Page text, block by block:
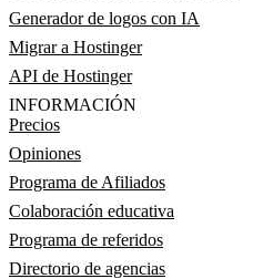
Generador de logos con IA
Migrar a Hostinger
API de Hostinger
INFORMACIÓN
Precios
Opiniones
Programa de Afiliados
Colaboración educativa
Programa de referidos
Directorio de agencias